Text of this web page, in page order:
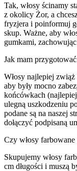
Tak, włosy ścinamy
z okolicy Żor, a
fryzjera i poinformuj
skup. Ważne, aby
gumkami,
Jak mam
Włosy najlepiej
aby były mocno
końcówkach
ulegną uszkodzeniu
podane są na naszej
dołączyć podpisaną
Czy włosy
Skupujemy włosy
cm długości i muszą